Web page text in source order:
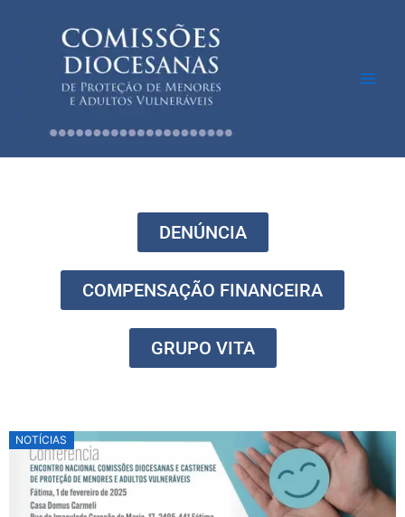
DENÚNCIA
COMPENSAÇÃO FINANCEIRA
GRUPO VITA
NOTÍCIAS
Posted
on